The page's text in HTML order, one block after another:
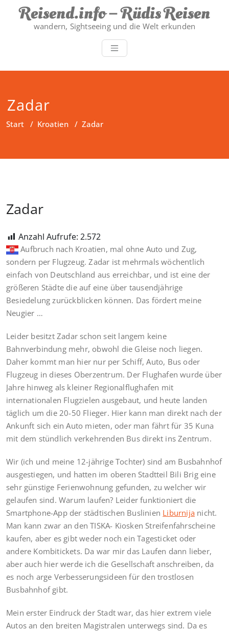
InhaltReisend.info – Rüdis Reisen
wandern, Sightseeing und die Welt erkunden
Zadar
Start / Kroatien / Zadar
Zadar
Anzahl Aufrufe: 2.572
Aufbruch nach Kroatien, mal ohne Auto und Zug,
sondern per Flugzeug. Zadar ist mehrmals wöchentlich
einfach von Deutschland aus erreichbar, und ist eine der
größeren Städte die auf eine über tausendjährige
Besiedelung zurückblicken können. Das fördert meine
Neugier …
Leider besitzt Zadar schon seit langem keine
Bahnverbindung mehr, obwohl die Gleise noch liegen.
Daher kommt man hier nur per Schiff, Auto, Bus oder
Flugzeug in dieses Oberzentrum. Der Flughafen wurde über
Jahre hinweg als kleiner Regionalflughafen mit
internationalen Flugzielen ausgebaut, und heute landen
täglich um die 20-50 Flieger. Hier kann man direkt nach der
Ankunft sich ein Auto mieten, oder man fährt für 35 Kuna
mit dem stündlich verkehrenden Bus direkt ins Zentrum.
Wir (ich und meine 12-jährige Tochter) sind am Busbahnhof
ausgestiegen, und hatten im oberen Stadtteil Bili Brig eine
sehr günstige Ferienwohnung gefunden, zu welcher wir
gelaufen sind. Warum laufen? Leider funktioniert die
Smartphone-App der städtischen Buslinien Liburnija nicht.
Man kann zwar an den TISKA- Kiosken Streifenfahrscheine
kaufen, aber es gibt weder noch ein Tagesticket oder
andere Kombitickets. Da war mir das Laufen dann lieber,
aber auch hier werde ich die Gesellschaft anschreiben, da
es noch arge Verbesserungsideen für den trostlosen
Busbahnhof gibt.
Mein erster Eindruck der Stadt war, das hier extrem viele
Autos an den breiten Magistralen unterwegs sind. Da es